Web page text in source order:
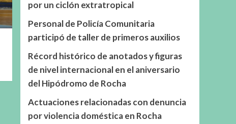
por un ciclón extratropical
Personal de Policía Comunitaria
participó de taller de primeros auxilios
Récord histórico de anotados y figuras
de nivel internacional en el aniversario
del Hipódromo de Rocha
Actuaciones relacionadas con denuncia
por violencia doméstica en Rocha